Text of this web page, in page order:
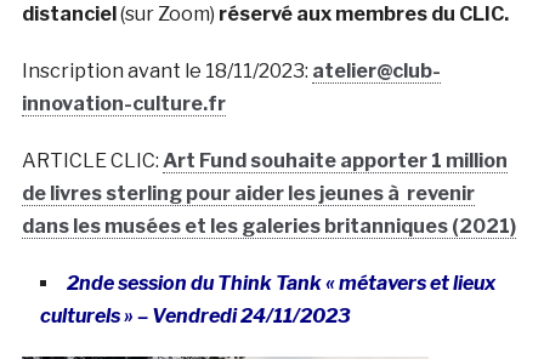
distanciel(sur Zoom) réservé aux membres du CLIC.
Inscription avant le 18/11/2023: atelier@club-
innovation-culture.fr
ARTICLE CLIC: Art Fund souhaite apporter 1 million
de livres sterling pour aider les jeunes à revenir
dans les musées et les galeries britanniques (2021)
2nde session du Think Tank « métavers et lieux
culturels » – Vendredi 24/11/2023